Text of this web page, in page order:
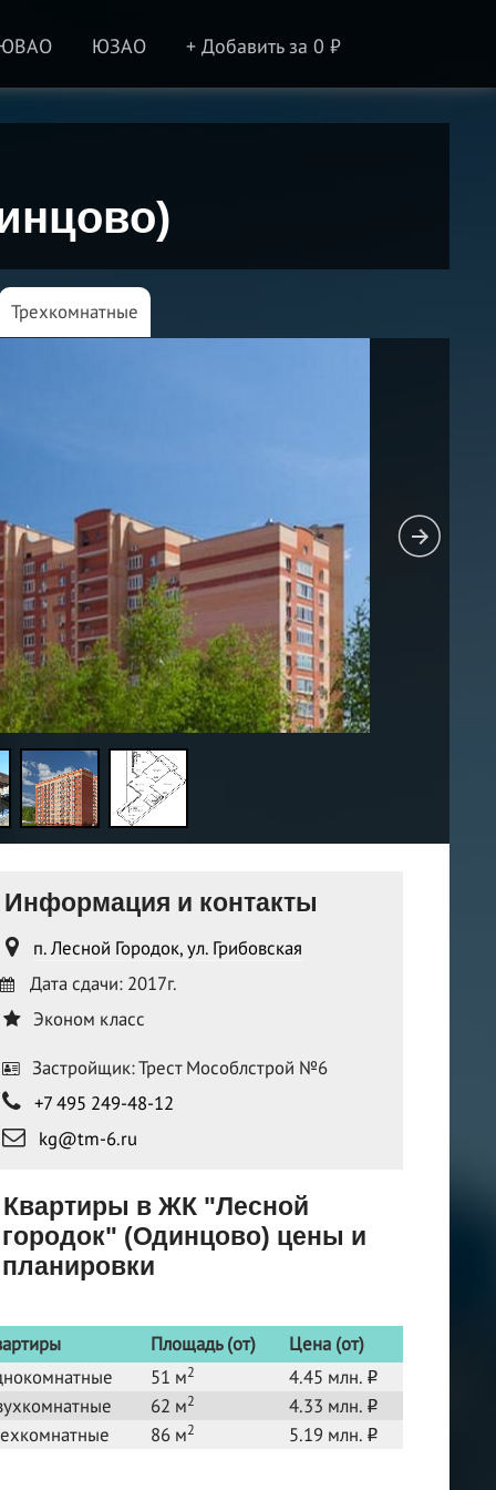
ЮЗАО + Добавить за 0 ₽
Трехкомнатные
и контакты
п. Лесной Городок, ул. Грибовская
Дата сдачи: 2017г.
Эконом класс
Застройщик: Трест Мособлстрой №6
+7 495 249-48-12
kg@tm-6.ru
в ЖК "Лесной
городок" (Одинцово) цены и
планировки
Площадь (от)
Цена (от)
51 м2 4.45 млн. o
62 м2 4.33 млн. o
86 м2 5.19 млн. o